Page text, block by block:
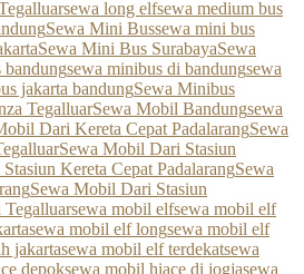
sewa long elfsewa medium bus
Sewa Mini Bussewa mini bus
Sewa Mini Bus SurabayaSewa
bandungsewa minibus di bandungsewa
jakarta bandungSewa Minibus
TegalluarSewa Mobil Bandungsewa
Dari Kereta Cepat PadalarangSewa
Sewa Mobil Dari Stasiun
Kereta Cepat PadalarangSewa
Sewa Mobil Dari Stasiun
sewa mobil elfsewa mobil elf
sewa mobil elf longsewa mobil elf
jakartasewa mobil elf terdekatsewa
depoksewa mobil hiace di jogjasewa